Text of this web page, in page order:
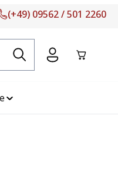
(+49) 09562 / 501 2260